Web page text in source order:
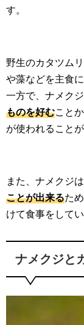
す。
野生のカタツム
や藻などを主食に
一方で、ナメク
ものを好むことか
が使われることが
また、ナメクジ
ことが出来るた
けて食事をしてい
ナメクジと